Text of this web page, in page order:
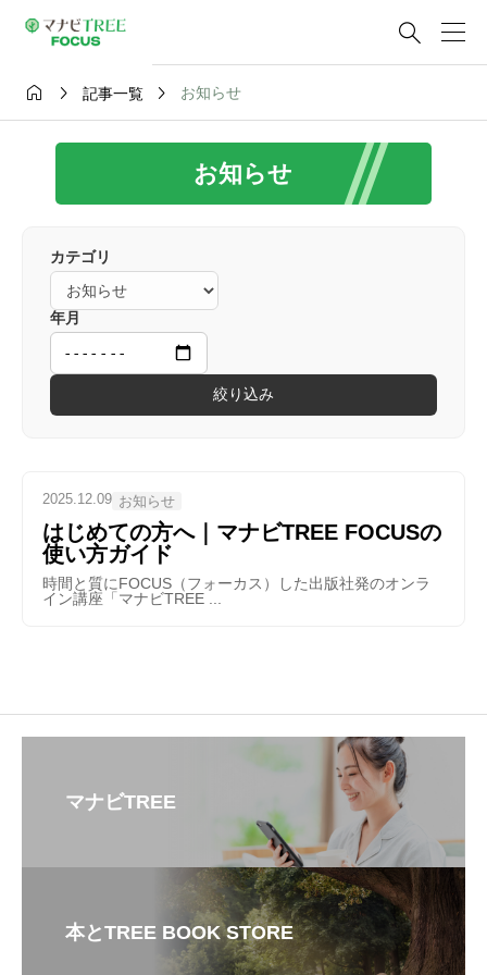

  記事一覧  お知らせ
お知らせ
カテゴリ
年月
絞り込み
2025.12.09 お知らせ
はじめての方へ｜マナビTREE FOCUSの
使い方ガイド
時間と質にFOCUS（フォーカス）した出版社発のオンラ
イン講座「マナビTREE ...
マナビTREE
本とTREE BOOK STORE